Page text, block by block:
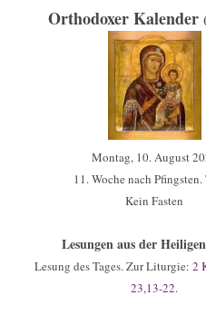
Orthodoxer Kalender
Montag, 10. August
11. Woche nach Pfingsten.
Kein Fasten
Lesungen aus der
Lesung des Tages.Zur Liturgie: 2
23,13-22.